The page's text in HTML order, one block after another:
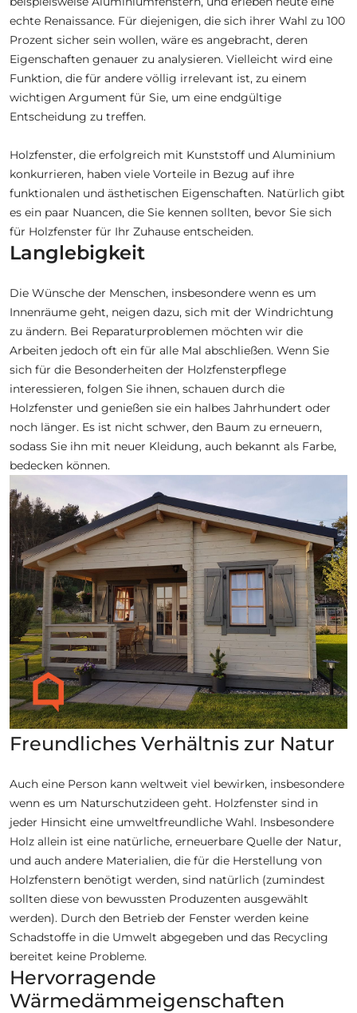
echte Renaissance. Für diejenigen, die sich ihrer Wahl zu 100
Prozent sicher sein wollen, wäre es angebracht, deren
Eigenschaften genauer zu analysieren. Vielleicht wird eine
Funktion, die für andere völlig irrelevant ist, zu einem
wichtigen Argument für Sie, um eine endgültige
Entscheidung zu treffen.
Holzfenster, die erfolgreich mit Kunststoff und Aluminium
konkurrieren, haben viele Vorteile in Bezug auf ihre
funktionalen und ästhetischen Eigenschaften. Natürlich gibt
es ein paar Nuancen, die Sie kennen sollten, bevor Sie sich
für Holzfenster für Ihr Zuhause entscheiden.
Langlebigkeit
Die Wünsche der Menschen, insbesondere wenn es um
Innenräume geht, neigen dazu, sich mit der Windrichtung
zu ändern. Bei Reparaturproblemen möchten wir die
Arbeiten jedoch oft ein für alle Mal abschließen. Wenn Sie
sich für die Besonderheiten der Holzfensterpflege
interessieren, folgen Sie ihnen, schauen durch die
Holzfenster und genießen sie ein halbes Jahrhundert oder
noch länger. Es ist nicht schwer, den Baum zu erneuern,
sodass Sie ihn mit neuer Kleidung, auch bekannt als Farbe,
bedecken können.
Freundliches Verhältnis zur Natur
Auch eine Person kann weltweit viel bewirken, insbesondere
wenn es um Naturschutzideen geht. Holzfenster sind in
jeder Hinsicht eine umweltfreundliche Wahl. Insbesondere
Holz allein ist eine natürliche, erneuerbare Quelle der Natur,
und auch andere Materialien, die für die Herstellung von
Holzfenstern benötigt werden, sind natürlich (zumindest
sollten diese von bewussten Produzenten ausgewählt
werden). Durch den Betrieb der Fenster werden keine
Schadstoffe in die Umwelt abgegeben und das Recycling
bereitet keine Probleme.
Hervorragende
Wärmedämmeigenschaften